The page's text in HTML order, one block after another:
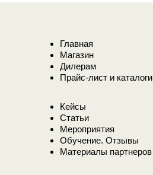
Главная
Магазин
Дилерам
Прайс-лист и каталоги
Кейсы
Статьи
Мероприятия
Обучение. Отзывы
Материалы партнеров